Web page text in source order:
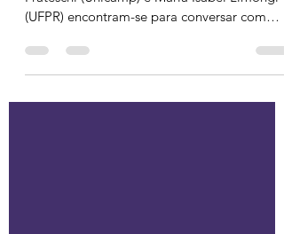
Na próxima quarta-feira (22/06), às 19h, Yara
(UFPR) encontram-se para conversar com
Scarlett...